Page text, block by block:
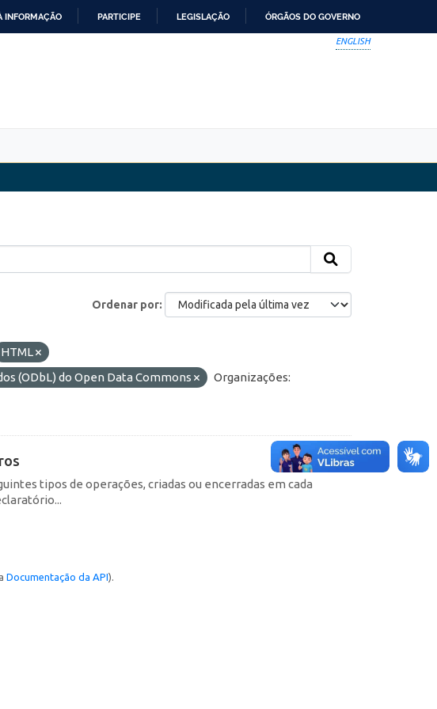
INFORMAÇÃO PARTICIPE LEGISLAÇÃO ÓRGÃOS DO GOVERNO
ENGLISH
Ordenar por
HTML
(ODbL) do Open Data Commons
Organizações:
tipos de operações, criadas ou encerradas em cada
Documentação da API).